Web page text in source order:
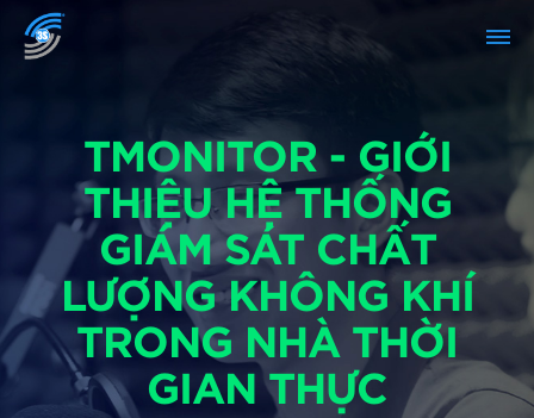
TMONITOR - GIỚI
THIỆU HỆ THỐNG
GIÁM SÁT CHẤT
LƯỢNG KHÔNG KHÍ
TRONG NHÀ THỜI
GIAN THỰC